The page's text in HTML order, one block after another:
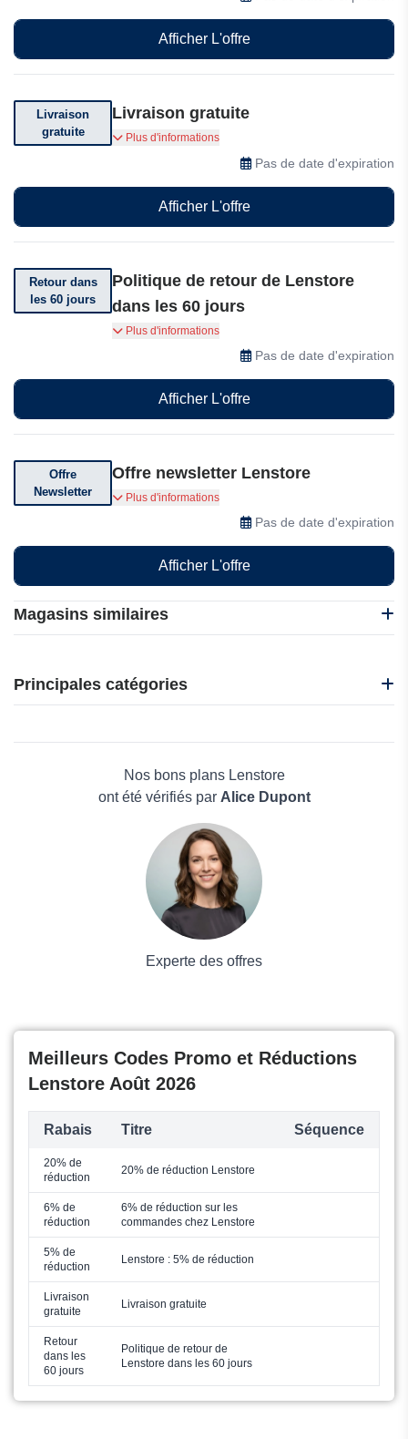
Magasins similaires
Fabletics
G&B Negozionline
Principales catégories
Maison & JardinNos bons plans Lenstore
ont été vérifiés par Alice Dupont
Experte des offres
Afficher L'offre
Livraison
gratuite
Livraison gratuite
Livraison gratuite à partir de 69€ d'achat
Plus d'informations
Pas de date d'expiration
Afficher L'offre
Retour dans
les 60 jours
Politique de retour de Lenstore
dans les 60 jours
Vous pouvez retourner votre commande dans
les 60 jours à Lenstore.
Plus d'informations
Pas de date d'expiration
Afficher L'offre
Offre
Newsletter
Offre newsletter Lenstore
Abonnez-vous pour recevoir des offres spéciales
Plus d'informations
Pas de date d'expiration
Afficher L'offre
Meilleurs Codes Promo et Réductions
Lenstore Août 2026
Rabais Titre Séquence
20% de
réduction
20% de réduction Lenstore
6% de
réduction
6% de réduction sur les
commandes chez Lenstore
5% de
réduction
Lenstore : 5% de réduction
Livraison
gratuite
Livraison gratuite
Retour
dans les
60 jours
Politique de retour de
Lenstore dans les 60 jours